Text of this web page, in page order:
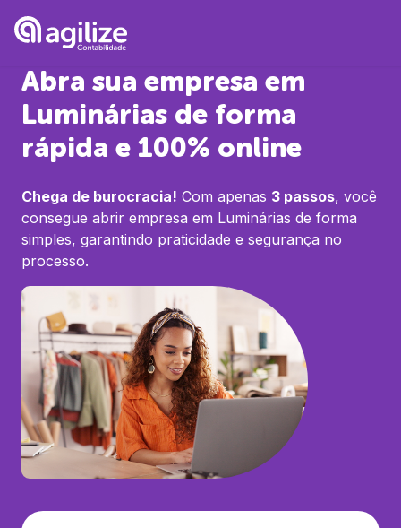
Abra sua empresa em
Luminárias de forma
rápida e 100% online
Chega de burocracia! Com apenas 3 passos, você
consegue abrir empresa em Luminárias de forma
simples, garantindo praticidade e segurança no
processo.